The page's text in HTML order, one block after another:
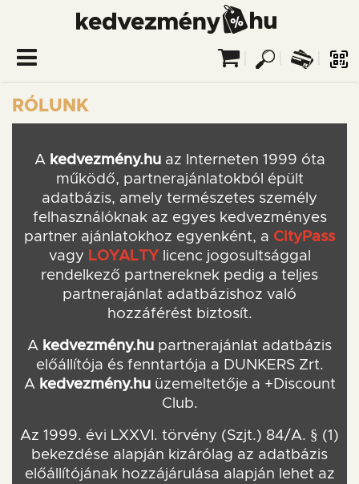
SAJÁT FIÓK
ÜZLETI FIÓK
Nyitólap
Akciós ajánlatok
Ügyfélszolgálat
RÓLUNK
A kedvezmény.huaz Interneten 1999 óta
működő, partnerajánlatokból épült
adatbázis, amely természetes személy
felhasználóknak az egyes kedvezményes
partner ajánlatokhoz egyenként, a CityPass
vagy LOYALTYlicenc jogosultsággal
rendelkező partnereknek pedig a teljes
partnerajánlat adatbázishoz való
hozzáférést biztosít.
A kedvezmény.hu partnerajánlat adatbázis
előállítója és fenntartója a DUNKERS Zrt.
A kedvezmény.huüzemeltetője a +Discount
Club.
Az 1999. évi LXXVI. törvény (Szjt.) 84/A. § (1)
bekezdése alapján kizárólag az adatbázis
előállítójának hozzájárulása alapján lehet az